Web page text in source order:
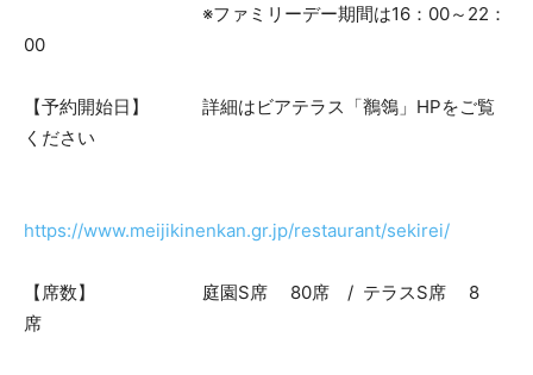
※ファミリーデー期間は16：00～22：
00
【予約開始日】 詳細はビアテラス「鶺鴒」HPをご覧
ください
https://www.meijikinenkan.gr.jp/restaurant/sekirei/
【席数】 庭園S席 80席 / テラスS席 8
席